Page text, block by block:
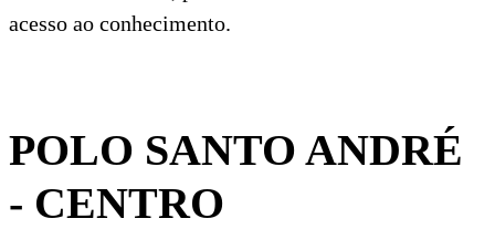
acesso ao conhecimento.
POLO SANTO ANDRÉ
- CENTRO